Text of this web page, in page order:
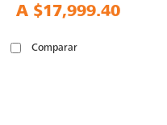
A $17,999.40
Comparar